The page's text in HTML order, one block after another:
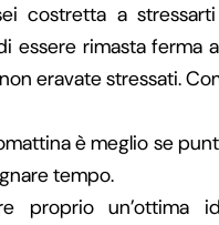
costretta a
essere rimasta ferma
eravate stressati.
è meglio se
tempo.
proprio un’ottima